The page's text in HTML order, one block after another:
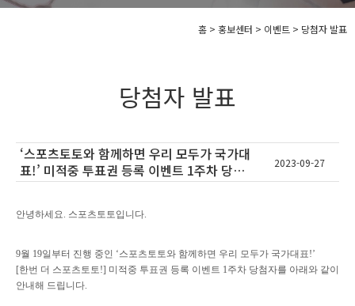
홈 > 홍보센터 > 이벤트 > 당첨자 발표
당첨자 발표
‘스포츠토토와 함께하면 우리 모두가 국가대
표!’ 미적중 투표권 등록 이벤트 1주차 당첨
자 안내
2023-09-27
안녕하세요. 스포츠토토입니다.
9월 19일부터 진행 중인 ‘스포츠토토와 함께하면 우리 모두가 국가대표!’
[한번 더 스포츠토토!] 미적중 투표권 등록 이벤트 1주차 당첨자를 아래와 같이
안내해 드립니다.